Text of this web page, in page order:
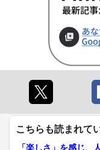
こちらも読まれて
「楽しさ」を感じ、